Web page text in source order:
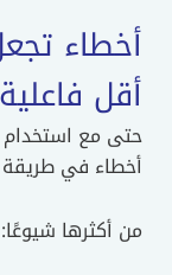
أقل فاعلية
حتى مع استخدام
أخطاء في طريقة
من أكثرها شيوعًا: